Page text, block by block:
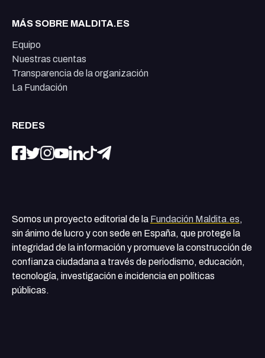
MÁS SOBRE MALDITA.ES
Equipo
Nuestras cuentas
Transparencia de la organización
La Fundación
REDES
Somos un proyecto editorial de la Fundación Maldita.es,
sin ánimo de lucro y con sede en España, que protege la
integridad de la información y promueve la construcción de
confianza ciudadana a través de periodismo, educación,
tecnología, investigación e incidencia en políticas
públicas.